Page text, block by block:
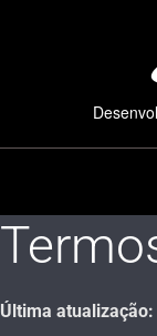
Última atualização: